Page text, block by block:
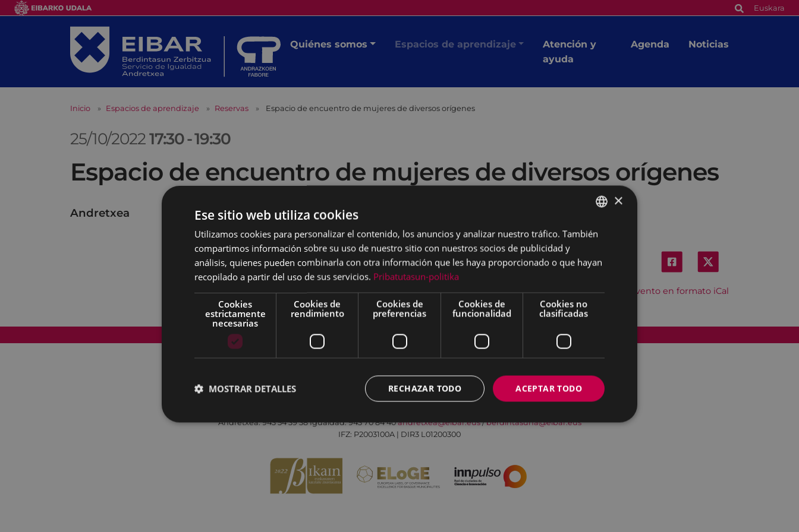
Euskara
Quiénes somos Espacios de aprendizaje
Atención y
ayuda
Agenda Noticias
Inicio Espacios de aprendizaje Reservas Espacio de encuentro de mujeres de diversos orígenes
25/10/202217:30-19:30
Espacio de encuentro de mujeres de diversos orígenes
Andretxea
Descargar el evento en formato iCal
Mapa del Sitio Aviso legal Política de cookies Contacto Accesibilidad
Todas las redes sociales del Ayuntamiento
Andretxea: 943 54 39 38Igualdad: 943 70 84 40andretxea@eibar.eus/berdintasuna@eibar.eus
IFZ: P2003100A | DIR3 L01200300
BASQUE
×
Ese sitio web utiliza cookies
Utilizamos cookies para personalizar el contenido, los anuncios y analizar nuestro tráfico. También
compartimos información sobre su uso de nuestro sitio con nuestros socios de publicidad y
análisis, quienes pueden combinarla con otra información que les haya proporcionado o que hayan
recopilado a partir del uso de sus servicios. Pribatutasun-politika
Cookies
estrictamente
necesarias
Cookies de
rendimiento
Cookies de
preferencias
Cookies de
funcionalidad
Cookies no
clasificadas
ACEPTAR TODO
RECHAZAR TODO
MOSTRAR DETALLES